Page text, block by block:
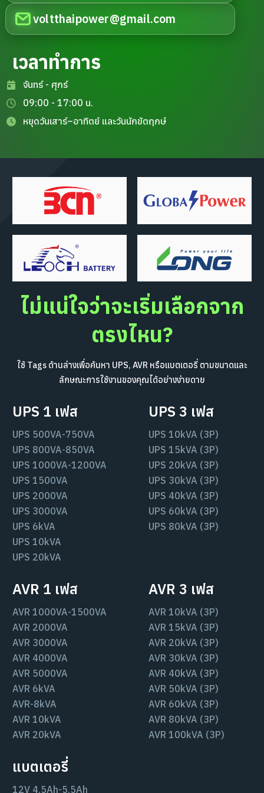
voltthaipower@gmail.com
เวลาทำการ
จันทร์ - ศุกร์
09:00 - 17:00 น.
หยุดวันเสาร์–อาทิตย์ และวันนักขัตฤกษ์
ไม่แน่ใจว่าจะเริ่มเลือกจาก
ตรงไหน?
ใช้ Tags ด้านล่างเพื่อค้นหา UPS, AVR หรือแบตเตอรี่ ตามขนาดและ
ลักษณะการใช้งานของคุณได้อย่างง่ายดาย
UPS 1 เฟส
UPS 500VA-750VA
UPS 800VA-850VA
UPS 1000VA-1200VA
UPS 1500VA
UPS 2000VA
UPS 3000VA
UPS 6kVA
UPS 10kVA
UPS 20kVA
UPS 3 เฟส
UPS 10kVA (3P)
UPS 15kVA (3P)
UPS 20kVA (3P)
UPS 30kVA (3P)
UPS 40kVA (3P)
UPS 60kVA (3P)
UPS 80kVA (3P)
AVR 1 เฟส
AVR 1000VA-1500VA
AVR 2000VA
AVR 3000VA
AVR 4000VA
AVR 5000VA
AVR 6kVA
AVR-8kVA
AVR 10kVA
AVR 20kVA
AVR 3 เฟส
AVR 10kVA (3P)
AVR 15kVA (3P)
AVR 20kVA (3P)
AVR 30kVA (3P)
AVR 40kVA (3P)
AVR 50kVA (3P)
AVR 60kVA (3P)
AVR 80kVA (3P)
AVR 100kVA (3P)
แบตเตอรี่
12V 4.5Ah-5.5Ah